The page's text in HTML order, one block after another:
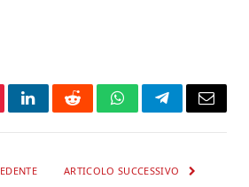
LinkedInRedditWhatsAppTelegramEmail
ARTICOLO SUCCESSIVO